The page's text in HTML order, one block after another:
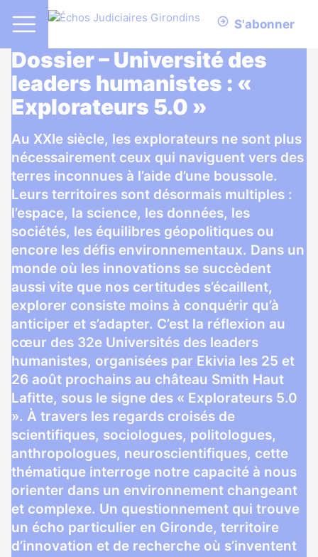
S'abonner
Dossier – Université des
leaders humanistes : «
Explorateurs 5.0 »
Au XXIe siècle, les explorateurs ne sont plus
nécessairement ceux qui naviguent vers des
terres inconnues à l’aide d’une boussole.
Leurs territoires sont désormais multiples :
l’espace, la science, les données, les
sociétés, les équilibres géopolitiques ou
encore les défis environnementaux. Dans un
monde où les innovations se succèdent
aussi vite que nos certitudes s’écaillent,
explorer consiste moins à conquérir qu’à
anticiper et s’adapter. C’est la réflexion au
cœur des 32e Universités des leaders
humanistes, organisées par Ekivia les 25 et
26 août prochains au château Smith Haut
Lafitte, sous le signe des « Explorateurs 5.0
». À travers les regards croisés de
scientifiques, sociologues, politologues,
anthropologues, neuroscientifiques, cette
thématique interroge notre capacité à nous
orienter dans un environnement changeant
et complexe. Un questionnement qui trouve
un écho particulier en Gironde, territoire
d’innovation et de recherche où s’inventent